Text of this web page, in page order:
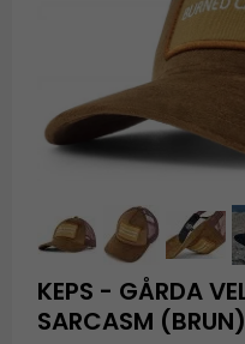
KEPS - GÅRDA
SARCASM (BRUN)